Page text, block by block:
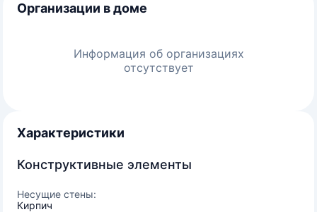
Организации в доме
Информация об организациях
отсутствует
Характеристики
Конструктивные элементы
Несущие стены:
Кирпич